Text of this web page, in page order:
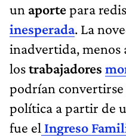
un aportepara
inesperada. La
inadvertida, menos
lostrabajadores
podrían convertirse
política a partir de
fue el Ingreso